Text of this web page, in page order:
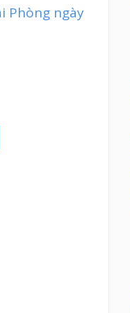
Phòng ngày